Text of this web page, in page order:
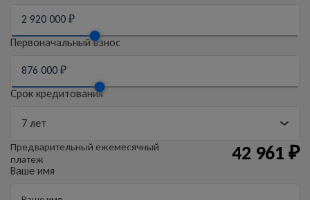
Первоначальный взнос
Срок кредитования
Предварительный ежемесячный
платеж
42 961 ₽
Ваше имя